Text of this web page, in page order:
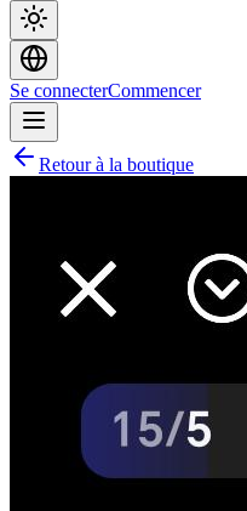
Se connecterCommencer
Retour à la boutique